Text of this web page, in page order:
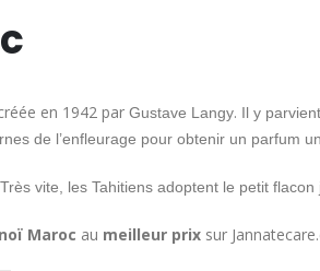
en 1942 par Gustave Langy. Il y
de l’enfleurage pour obtenir un parfum
vite, les Tahitiens adoptent le petit flacon
Maroc au meilleur prix sur